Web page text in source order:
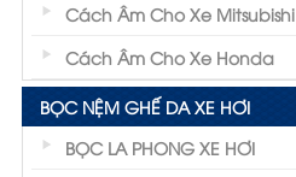
Cách Âm Cho Xe Mitsubishi
Cách Âm Cho Xe Honda
BỌC NỆM GHẾ DA XE HƠI
BỌC LA PHONG XE HƠI